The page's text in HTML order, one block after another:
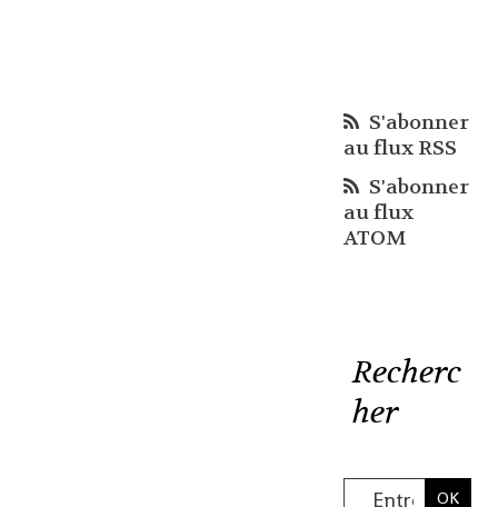
S'abonner
au flux RSS
S'abonner
au flux
ATOM
Recherc
her